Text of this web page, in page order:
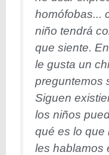
homófobas...
niño tendrá
que siente.
le gusta un
preguntemos
Siguen
los niños
qué es lo que
les hablamos